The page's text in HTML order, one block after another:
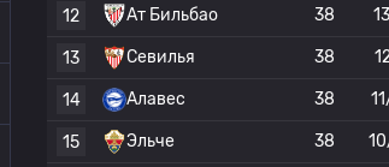
12 Ат Бильбао 38
13 Севилья 38
14 Алавес 38
15 Эльче 38